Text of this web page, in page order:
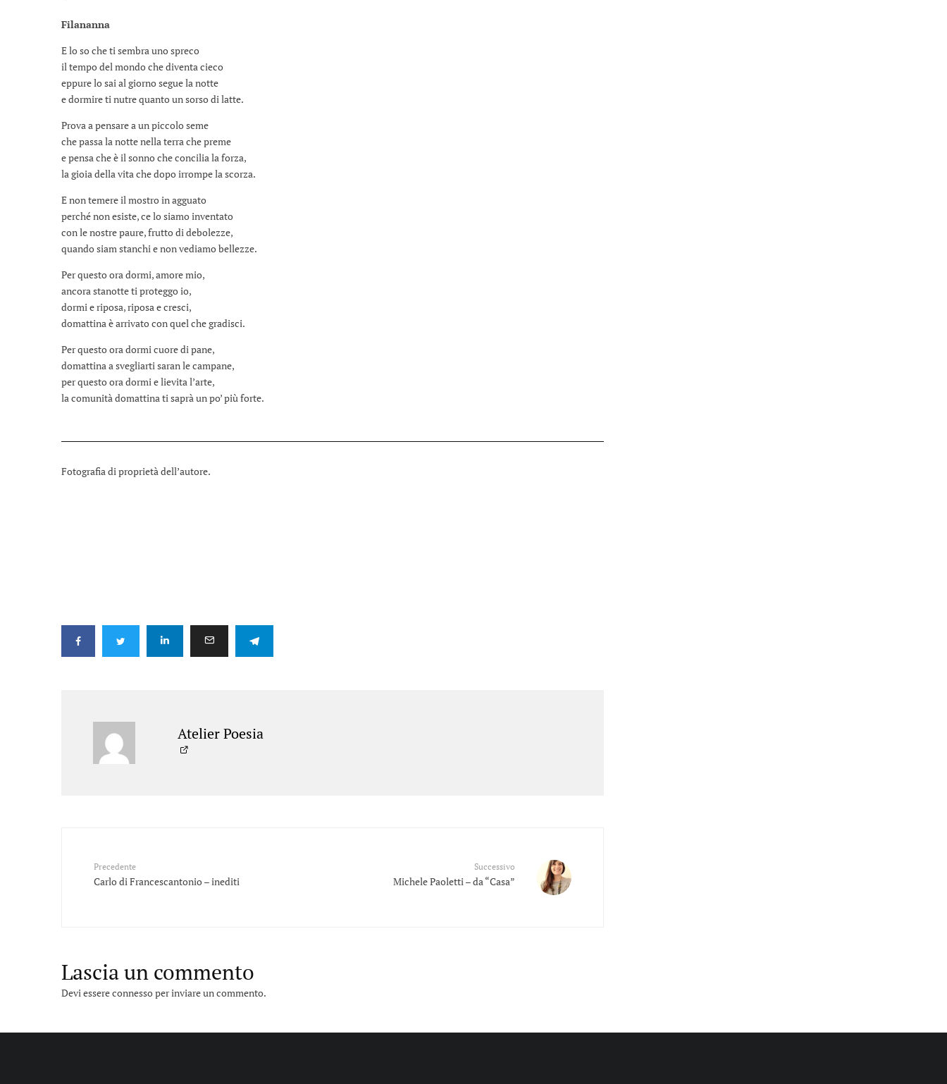
Filananna
E lo so che ti sembra uno spreco
il tempo del mondo che diventa cieco
eppure lo sai al giorno segue la notte
e dormire ti nutre quanto un sorso di latte.
Prova a pensare a un piccolo seme
che passa la notte nella terra che preme
e pensa che è il sonno che concilia la forza,
la gioia della vita che dopo irrompe la scorza.
E non temere il mostro in agguato
perché non esiste, ce lo siamo inventato
con le nostre paure, frutto di debolezze,
quando siam stanchi e non vediamo bellezze.
Per questo ora dormi, amore mio,
ancora stanotte ti proteggo io,
dormi e riposa, riposa e cresci,
domattina è arrivato con quel che gradisci.
Per questo ora dormi cuore di pane,
domattina a svegliarti saran le campane,
per questo ora dormi e lievita l’arte,
la comunità domattina ti saprà un po’ più forte.
Fotografia di proprietà dell’autore.
Atelier Poesia
Precedente
Carlo di Francescantonio – inediti
Successivo
Michele Paoletti – da “Casa”
Lascia un commento
Devi essereconnessoper inviare un commento.